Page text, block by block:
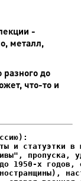
-
металл,
до
что-то и
и статуэтки в
пропуска,